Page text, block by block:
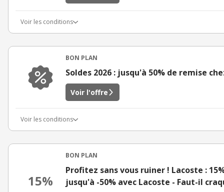
Voir les conditions
BON PLAN
Soldes 2026 : jusqu'à 50% de remise
Voir l'offre
Voir les conditions
15%
BON PLAN
Profitez sans vous ruiner ! Lacoste :
jusqu'à -50% avec Lacoste - Faut-il